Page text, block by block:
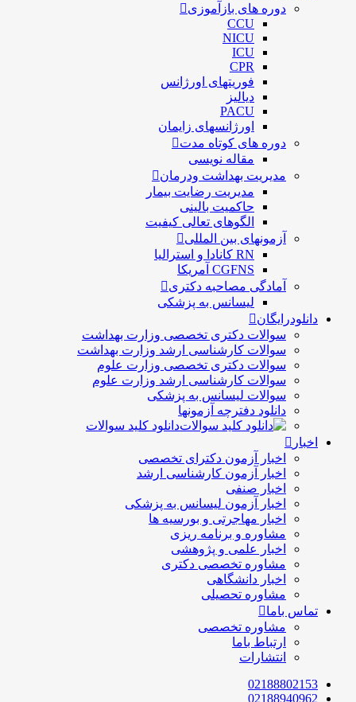
دوره های بازآموزی
CCU
NICU
ICU
CPR
فوریتهای اورژانس
دیالیز
PACU
اورژانسهای زایمان
دوره های کوتاه مدت
مقاله نویسی
مدیریت بهداشت ودرمان
مديريت رضايت بيمار
حاكميت بالينی
الگوهای تعالی کيفيت
آزمونهای بین المللی
RN کانادا و استرالیا
CGFNS آمریکا
آمادگی مصاحبه دکتری
لیسانس به پزشکی
دانلودرایگان
سوالات دکتری تخصصی وزارت بهداشت
سوالات کارشناسی ارشد وزارت بهداشت
سوالات دکتری تخصصی وزارت علوم
سوالات کارشناسی ارشد وزارت علوم
سوالات لیسانس به پزشکی
دانلود دفترچه آزمونها
دانلود کلید سوالات
اخبار
اخبار آزمون دکترای تخصصی
اخبار آزمون کارشناسی ارشد
اخبار صنفی
اخبار آزمون لیسانس به پزشکی
اخبار مهاجرتی و بورسیه ها
مشاوره و برنامه ریزی
اخبار علمی و پژوهشی
مشاوره تخصصی دکتری
اخبار دانشگاهی
مشاوره تحصیلی
تماس باما
مشاوره تخصصی
ارتباط باما
انتشارات
02188802153
02188940962